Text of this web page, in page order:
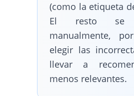
(como la etiqueta
El resto se
manualmente,
elegir las
llevar a
menos relevantes.